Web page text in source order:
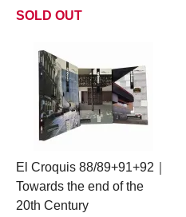
SOLD OUT
El Croquis 88/89+91+92｜
Towards the end of the
20th Century